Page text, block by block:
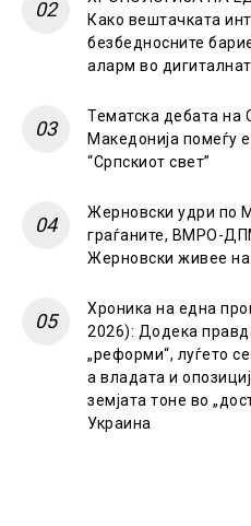
Како вештачката
безбедносните
аларм во
Тематска дебата
Македонија помеѓу
“Српскиот свет”
Жерновски удри по
граѓаните, ВМРО-
Жерновски живее
Хроника на една
2026): Додека
„реформи“, луѓето
а владата и
земјата тоне во
Украина